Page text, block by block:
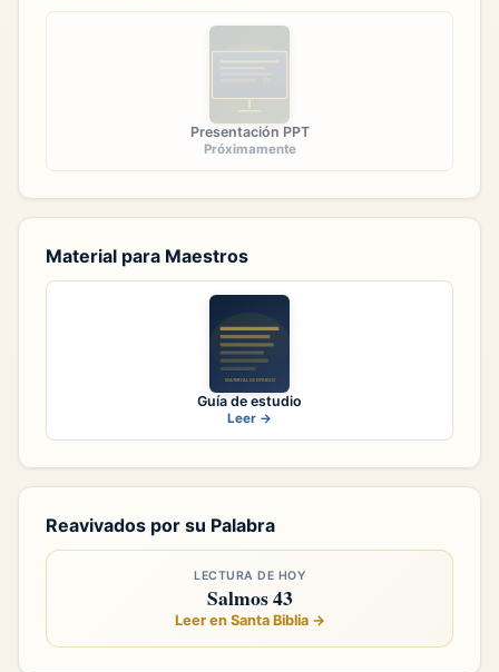
Presentación PPT
Próximamente
Material para Maestros
Guía de estudio
Leer →
Reavivados por su Palabra
LECTURA DE HOY
Salmos 43
Leer en Santa Biblia →